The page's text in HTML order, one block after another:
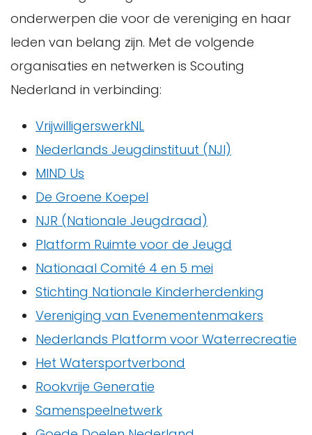
onderwerpen die voor de vereniging en haar
leden van belang zijn. Met de volgende
organisaties en netwerken is Scouting
Nederland in verbinding:
VrijwilligerswerkNL
Nederlands Jeugdinstituut (NJI)
MIND Us
De Groene Koepel
NJR (Nationale Jeugdraad)
Platform Ruimte voor de Jeugd
Nationaal Comité 4 en 5 mei
Stichting Nationale Kinderherdenking
Vereniging van Evenementenmakers
Nederlands Platform voor Waterrecreatie
Het Watersportverbond
Rookvrije Generatie
Samenspeelnetwerk